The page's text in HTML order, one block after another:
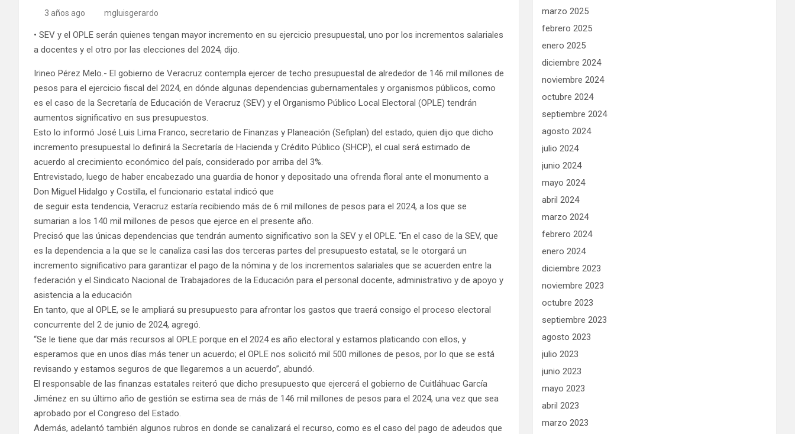
3 años ago mgluisgerardo
• SEV y el OPLE serán quienes tengan mayor incremento en su ejercicio presupuestal, uno por los incrementos salariales
a docentes y el otro por las elecciones del 2024, dijo.
Irineo Pérez Melo.- El gobierno de Veracruz contempla ejercer de techo presupuestal de alrededor de 146 mil millones de
pesos para el ejercicio fiscal del 2024, en dónde algunas dependencias gubernamentales y organismos públicos, como
es el caso de la Secretaría de Educación de Veracruz (SEV) y el Organismo Público Local Electoral (OPLE) tendrán
aumentos significativo en sus presupuestos.
Esto lo informó José Luis Lima Franco, secretario de Finanzas y Planeación (Sefiplan) del estado, quien dijo que dicho
incremento presupuestal lo definirá la Secretaría de Hacienda y Crédito Público (SHCP), el cual será estimado de
acuerdo al crecimiento económico del país, considerado por arriba del 3%.
Entrevistado, luego de haber encabezado una guardia de honor y depositado una ofrenda floral ante el monumento a
Don Miguel Hidalgo y Costilla, el funcionario estatal indicó que
de seguir esta tendencia, Veracruz estaría recibiendo más de 6 mil millones de pesos para el 2024, a los que se
sumarian a los 140 mil millones de pesos que ejerce en el presente año.
Precisó que las únicas dependencias que tendrán aumento significativo son la SEV y el OPLE. “En el caso de la SEV, que
es la dependencia a la que se le canaliza casi las dos terceras partes del presupuesto estatal, se le otorgará un
incremento significativo para garantizar el pago de la nómina y de los incrementos salariales que se acuerden entre la
federación y el Sindicato Nacional de Trabajadores de la Educación para el personal docente, administrativo y de apoyo y
asistencia a la educación
En tanto, que al OPLE, se le ampliará su presupuesto para afrontar los gastos que traerá consigo el proceso electoral
concurrente del 2 de junio de 2024, agregó.
“Se le tiene que dar más recursos al OPLE porque en el 2024 es año electoral y estamos platicando con ellos, y
esperamos que en unos días más tener un acuerdo; el OPLE nos solicitó mil 500 millones de pesos, por lo que se está
revisando y estamos seguros de que llegaremos a un acuerdo”, abundó.
El responsable de las finanzas estatales reiteró que dicho presupuesto que ejercerá el gobierno de Cuitláhuac García
Jiménez en su último año de gestión se estima sea de más de 146 mil millones de pesos para el 2024, una vez que sea
aprobado por el Congreso del Estado.
Además, adelantó también algunos rubros en donde se canalizará el recurso, como es el caso del pago de adeudos que
marzo 2025
febrero 2025
enero 2025
diciembre 2024
noviembre 2024
octubre 2024
septiembre 2024
agosto 2024
julio 2024
junio 2024
mayo 2024
abril 2024
marzo 2024
febrero 2024
enero 2024
diciembre 2023
noviembre 2023
octubre 2023
septiembre 2023
agosto 2023
julio 2023
junio 2023
mayo 2023
abril 2023
marzo 2023